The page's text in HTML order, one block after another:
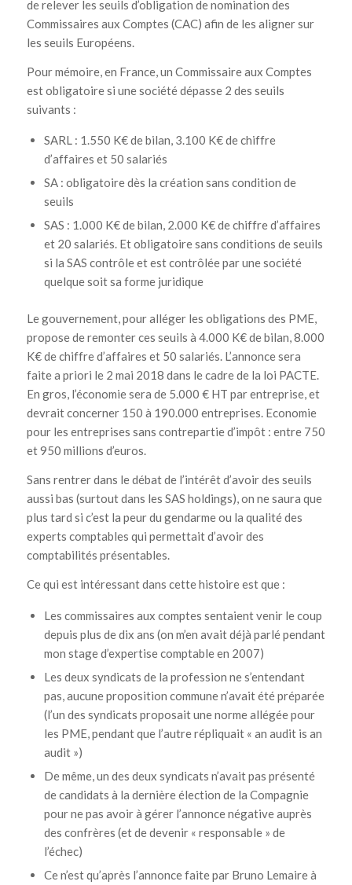
de relever les seuils d’obligation de nomination des
Commissaires aux Comptes (CAC) afin de les aligner sur
les seuils Européens.
Pour mémoire, en France, un Commissaire aux Comptes
est obligatoire si une société dépasse 2 des seuils
suivants :
SARL : 1.550 K€ de bilan, 3.100 K€ de chiffre
d’affaires et 50 salariés
SA : obligatoire dès la création sans condition de
seuils
SAS : 1.000 K€ de bilan, 2.000 K€ de chiffre d’affaires
et 20 salariés. Et obligatoire sans conditions de seuils
si la SAS contrôle et est contrôlée par une société
quelque soit sa forme juridique
Le gouvernement, pour alléger les obligations des PME,
propose de remonter ces seuils à 4.000 K€ de bilan, 8.000
K€ de chiffre d’affaires et 50 salariés. L’annonce sera
faite a priori le 2 mai 2018 dans le cadre de la loi PACTE.
En gros, l’économie sera de 5.000 € HT par entreprise, et
devrait concerner 150 à 190.000 entreprises. Economie
pour les entreprises sans contrepartie d’impôt : entre 750
et 950 millions d’euros.
Sans rentrer dans le débat de l’intérêt d’avoir des seuils
aussi bas (surtout dans les SAS holdings), on ne saura que
plus tard si c’est la peur du gendarme ou la qualité des
experts comptables qui permettait d’avoir des
comptabilités présentables.
Ce qui est intéressant dans cette histoire est que :
Les commissaires aux comptes sentaient venir le coup
depuis plus de dix ans (on m’en avait déjà parlé pendant
mon stage d’expertise comptable en 2007)
Les deux syndicats de la profession ne s’entendant
pas, aucune proposition commune n’avait été préparée
(l’un des syndicats proposait une norme allégée pour
les PME, pendant que l’autre répliquait « an audit is an
audit »)
De même, un des deux syndicats n’avait pas présenté
de candidats à la dernière élection de la Compagnie
pour ne pas avoir à gérer l’annonce négative auprès
des confrères (et de devenir « responsable » de
l’échec)
Ce n’est qu’après l’annonce faite par Bruno Lemaire à